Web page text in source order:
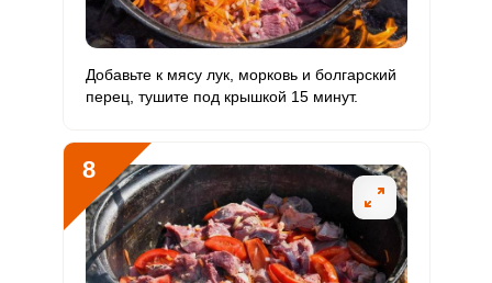
Добавьте к мясу лук, морковь и болгарский
перец, тушите под крышкой 15 минут.
8